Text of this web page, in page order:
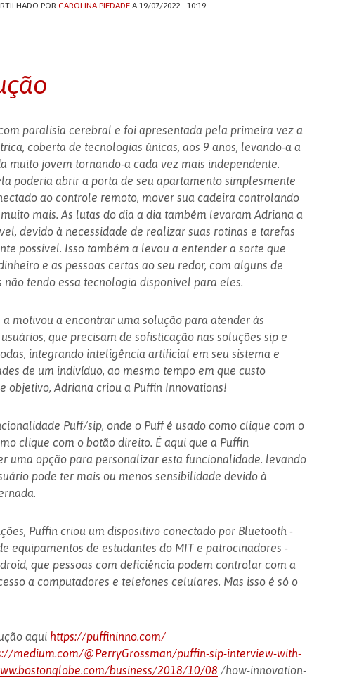
POR CAROLINA PIEDADEA 19/07/2022 - 10:19
paralisia cerebral e foi apresentada pela primeira vez a
coberta de tecnologias únicas, aos 9 anos, levando-a a
muito jovem tornando-a cada vez mais independente.
poderia abrir a porta de seu apartamento simplesmente
ao controle remoto, mover sua cadeira controlando
mais. As lutas do dia a dia também levaram Adriana a
devido à necessidade de realizar suas rotinas e tarefas
possível. Isso também a levou a entender a sorte que
e as pessoas certas ao seu redor, com alguns de
não tendo essa tecnologia disponível para eles.
a motivou a encontrar uma solução para atender às
que precisam de sofisticação nas soluções sip e
integrando inteligência artificial em seu sistema e
de um indivíduo, ao mesmo tempo em que custo
objetivo, Adriana criou a Puffin Innovations!
Puff/sip, onde o Puff é usado como clique com o
clique com o botão direito. É aqui que a Puffin
uma opção para personalizar esta funcionalidade. levando
pode ter mais ou menos sensibilidade devido à
Puffin criou um dispositivo conectado por Bluetooth -
equipamentos de estudantes do MIT e patrocinadores -
que pessoas com deficiência podem controlar com a
a computadores e telefones celulares. Mas isso é só o
aqui https://puffininno.com/
medium.com/@PerryGrossman/puffin-sip-interview-with-
business/2018/10/08 /how-innovation-